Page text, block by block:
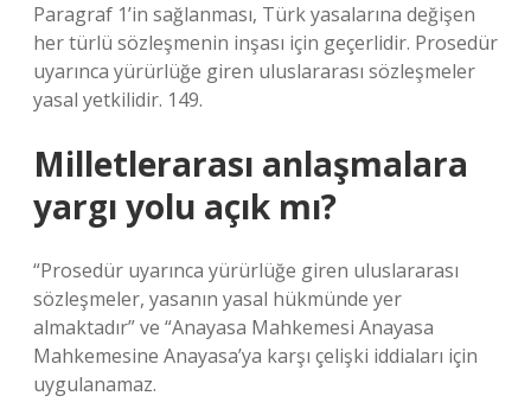
Paragraf 1’in sağlanması, Türk yasalarına değişen
her türlü sözleşmenin inşası için geçerlidir. Prosedür
uyarınca yürürlüğe giren uluslararası sözleşmeler
yasal yetkilidir. 149.
Milletlerarası anlaşmalara
yargı yolu açık mı?
“Prosedür uyarınca yürürlüğe giren uluslararası
sözleşmeler, yasanın yasal hükmünde yer
almaktadır” ve “Anayasa Mahkemesi Anayasa
Mahkemesine Anayasa’ya karşı çelişki iddiaları için
uygulanamaz.